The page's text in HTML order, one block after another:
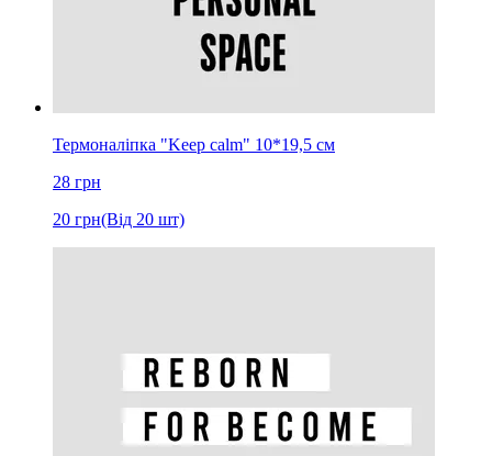
Термоналіпка "Keep calm" 10*19,5 см
28 грн
20 грн(Від 20 шт)